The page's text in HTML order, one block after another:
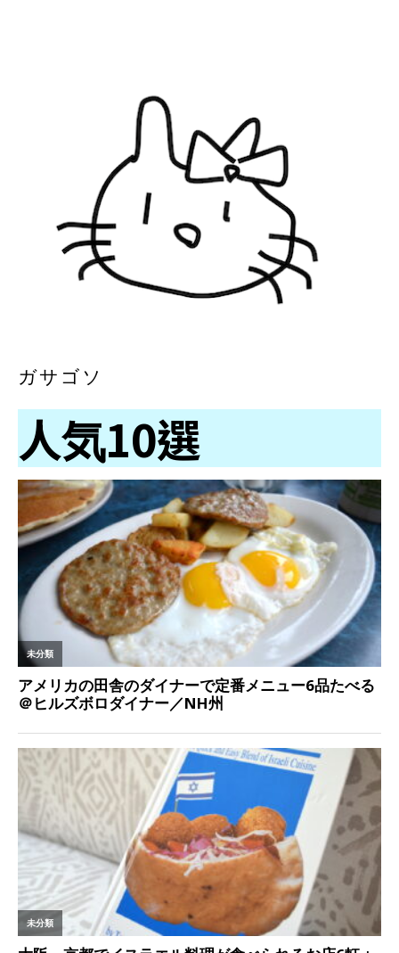
ガサゴソ
人気10選